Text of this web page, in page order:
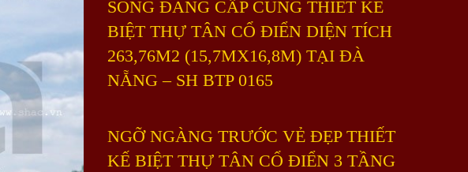
SỐNG ĐẲNG CẤP CÙNG THIẾT KẾ
BIỆT THỰ TÂN CỔ ĐIỂN DIỆN TÍCH
263,76M2 (15,7MX16,8M) TẠI ĐÀ
NẴNG – SH BTP 0165
NGỠ NGÀNG TRƯỚC VẺ ĐẸP THIẾT
KẾ BIỆT THỰ TÂN CỔ ĐIỂN 3 TẦNG